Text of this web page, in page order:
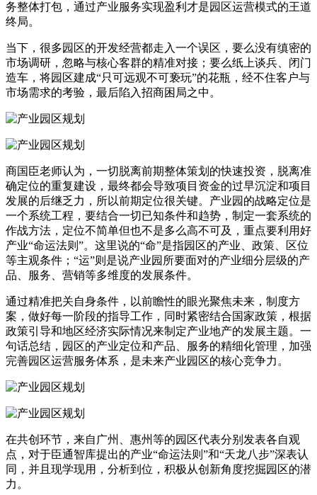
务整体打包，通过产业服务实现盈利才是园区运营模式的王道
终局。
当下，很多园区的开发经营都走入一个误区，要么没有缜密的
市场调研，忽略与核心客群的精准对接；要么纸上谈兵、闭门
造车，将园区建成“只可远观不可亵玩”的花瓶，经不住客户与
市场需求的考验，最后陷入招商困局之中。
商国臣老师认为，一切脱离前期整体策划的快速投资，脱离准
确定位的重复建设，最终都会导致项目资金的过早沉淀和项目
发展的后继乏力，所以前期定位很关键。产业园的战略定位是
一个系统工程，要结合一切已知条件和趋势，制定一套系统的
作战方法，定位不简单但也不是多么高不可及，重点要利用好
产业“命运法则”。这里说的“命”是指园区的产业、政策、区位
等主观条件；“运”则是说产业园所要面对的产业细分层级的产
品、服务、营销等多维度的发展条件。
通过精准把关自身条件，以前瞻性的眼光聚焦未来，制度方
案，做好每一阶段的指导工作，同时紧密结合国家政策，根据
政策引导和地区经济实际情况来制定产业地产的发展主题。一
句话总结，园区的产业定位和产品、服务的精细化管理，加强
完善园区运营服务体系，是未来产业园区的核心竞争力。
在共创环节，来自广州、惠州等的园区代表分别发表各自观
点，对于臣通智库提出的产业“命运法则”和“天龙八步”深表认
同，并且现学现用，分析到位，积极从创新角度挖掘园区的潜
力。